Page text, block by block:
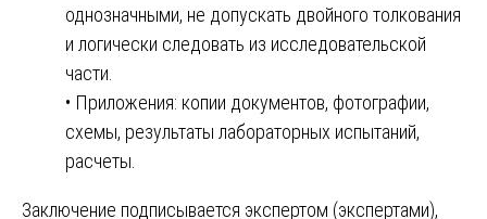
однозначными, не допускать двойного толкования
и логически следовать из исследовательской
части.
• Приложения: копии документов, фотографии,
схемы, результаты лабораторных испытаний,
расчеты.
Заключение подписывается экспертом (экспертами),